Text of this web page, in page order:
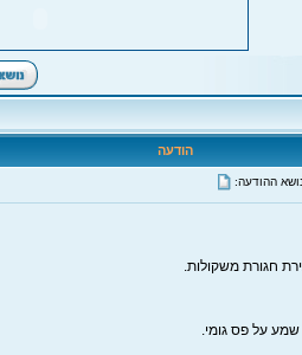
הודעה
ההודעה:
חגורת משקולות.
שמע על פס גומי.